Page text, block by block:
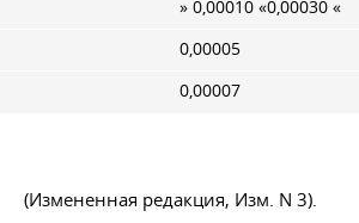
» 0,00010 «0,00030 «
0,00005
0,00007
(Измененная редакция, Изм. N 3).